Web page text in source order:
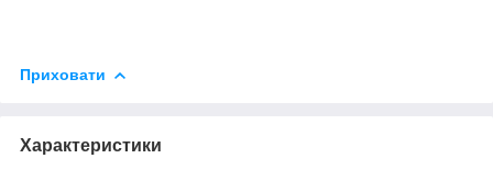
Приховати
Характеристики